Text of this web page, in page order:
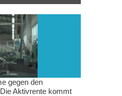
gegen den
Aktivrente kommt